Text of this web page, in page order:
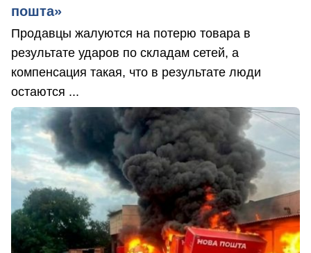
пошта»
Продавцы жалуются на потерю товара в
результате ударов по складам сетей, а
компенсация такая, что в результате люди
остаются ...